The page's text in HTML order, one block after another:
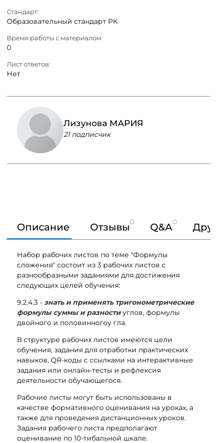
Стандарт:
Образовательный стандарт РК
Время работы с материалом:
0
Лист ответов:
Нет
Лизунова МАРИЯ
21 подписчик
Описание Отзывы0 Q&A0
Набор рабочих листов по теме "Формулы
сложения" состоит из 3 рабочих листов с
разнообразными заданиями для достижения
следующих целей обучения:
9.2.4.3 - знать и применять тригонометрические
формулы суммы и разностиуглов, формулы
двойного и половинногоу гла.
В структуре рабочих листов имеются цели
обучения, задания для отработки практических
навыков, QR-коды с ссылками на интерактивные
задания или онлайн-тесты и рефлексия
деятельности обучающегося.
Рабочие листы могут быть использованы в
качестве формативного оценивания на уроках, а
также для проведения дистанционных уроков.
Задания рабочего листа предполагают
оценивание по 10-тибальной шкале.